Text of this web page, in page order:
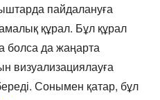
пайдалануға
құрал. Бұл құрал
болса да жаңарта
визуализациялауға
Сонымен қатар, бұл